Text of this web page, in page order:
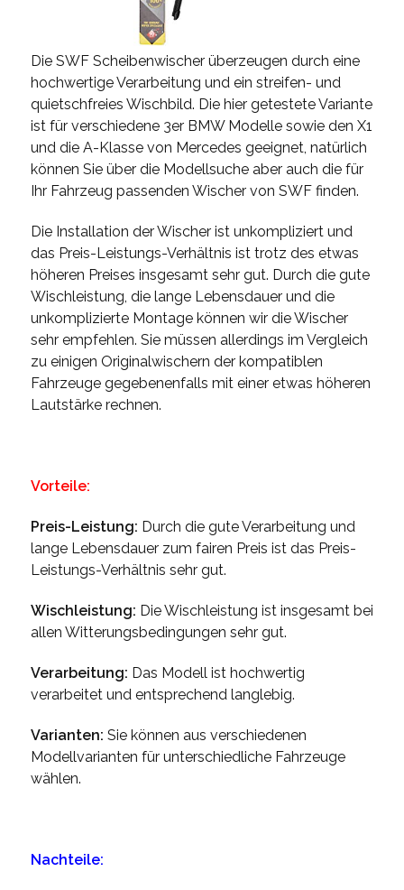
Die SWF Scheibenwischer überzeugen durch eine
hochwertige Verarbeitung und ein streifen- und
quietschfreies Wischbild. Die hier getestete Variante
ist für verschiedene 3er BMW Modelle sowie den X1
und die A-Klasse von Mercedes geeignet, natürlich
können Sie über die Modellsuche aber auch die für
Ihr Fahrzeug passenden Wischer von SWF finden.
Die Installation der Wischer ist unkompliziert und
das Preis-Leistungs-Verhältnis ist trotz des etwas
höheren Preises insgesamt sehr gut. Durch die gute
Wischleistung, die lange Lebensdauer und die
unkomplizierte Montage können wir die Wischer
sehr empfehlen. Sie müssen allerdings im Vergleich
zu einigen Originalwischern der kompatiblen
Fahrzeuge gegebenenfalls mit einer etwas höheren
Lautstärke rechnen.
Vorteile:
Preis-Leistung: Durch die gute Verarbeitung und
lange Lebensdauer zum fairen Preis ist das Preis-
Leistungs-Verhältnis sehr gut.
Wischleistung: Die Wischleistung ist insgesamt bei
allen Witterungsbedingungen sehr gut.
Verarbeitung: Das Modell ist hochwertig
verarbeitet und entsprechend langlebig.
Varianten: Sie können aus verschiedenen
Modellvarianten für unterschiedliche Fahrzeuge
wählen.
Nachteile: